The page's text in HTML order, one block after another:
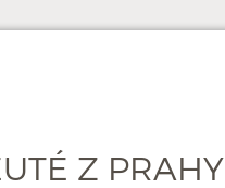
Z PRAHY